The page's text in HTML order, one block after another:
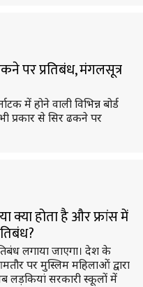
पर प्रतिबंध, मंगलसूत्र
में होने वाली विभिन्न बोर्ड
प्रकार से सिर ढकने पर
क्या होता है और फ्रांस में
लगाया जाएगा। देश के
पर मुस्लिम महिलाओं द्वारा
लड़कियां सरकारी स्कूलों में